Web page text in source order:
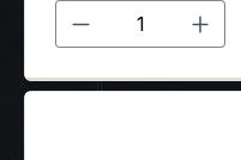
Produkt